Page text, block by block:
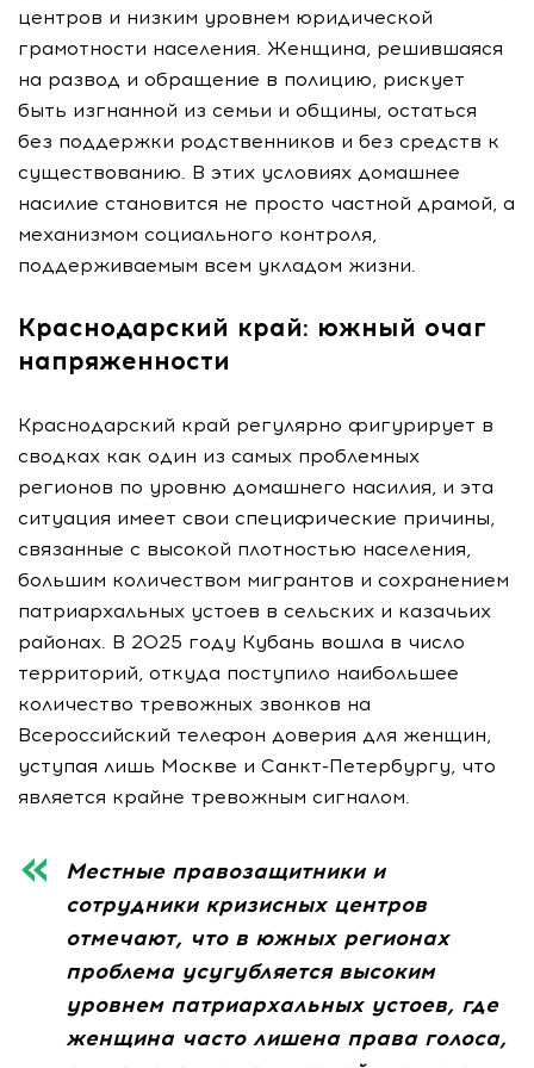
центров и низким уровнем юридической
грамотности населения. Женщина, решившаяся
на развод и обращение в полицию, рискует
быть изгнанной из семьи и общины, остаться
без поддержки родственников и без средств к
существованию. В этих условиях домашнее
насилие становится не просто частной драмой, а
механизмом социального контроля,
поддерживаемым всем укладом жизни.
Краснодарский край: южный очаг
напряженности
Краснодарский край регулярно фигурирует в
сводках как один из самых проблемных
регионов по уровню домашнего насилия, и эта
ситуация имеет свои специфические причины,
связанные с высокой плотностью населения,
большим количеством мигрантов и сохранением
патриархальных устоев в сельских и казачьих
районах. В 2025 году Кубань вошла в число
территорий, откуда поступило наибольшее
количество тревожных звонков на
Всероссийский телефон доверия для женщин,
уступая лишь Москве и Санкт-Петербургу, что
является крайне тревожным сигналом.
Местные правозащитники и
сотрудники кризисных центров
отмечают, что в южных регионах
проблема усугубляется высоким
уровнем патриархальных устоев, где
женщина часто лишена права голоса,